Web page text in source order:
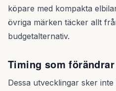
köpare med kompakta
övriga märken täcker allt
budgetalternativ.
Timing som
Dessa utvecklingar sker